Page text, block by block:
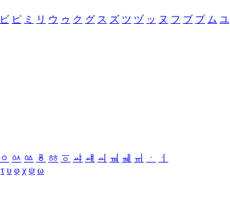
ビ ピ ミ リ ウ ゥ ク グ ス ズ ツ ヅ ッ ヌ フ ブ プ ム ユ
ㆁ ㆂ ㆃ ㆄ ㆅ ㆆ ㆇ ㆈ ㆉ ㆊ ㆋ ㆌ ㆍ
ㆎ
τ υ φ χ ψ ω